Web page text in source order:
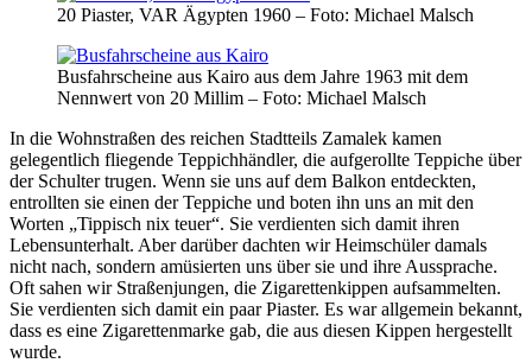
20 Piaster, VAR Ägypten 1960 – Foto: Michael Malsch
Busfahrscheine aus Kairo aus dem Jahre 1963 mit dem
Nennwert von 20 Millim – Foto: Michael Malsch
In die Wohnstraßen des reichen Stadtteils Zamalek kamen
gelegentlich fliegende Teppichhändler, die aufgerollte Teppiche über
der Schulter trugen. Wenn sie uns auf dem Balkon entdeckten,
entrollten sie einen der Teppiche und boten ihn uns an mit den
Worten
Tippisch nix teuer . Sie verdienten sich damit ihren
Lebensunterhalt. Aber darüber dachten wir Heimschüler damals
nicht nach, sondern amüsierten uns über sie und ihre Aussprache.
Oft sahen wir Straßenjungen, die Zigarettenkippen aufsammelten.
Sie verdienten sich damit ein paar Piaster. Es war allgemein bekannt,
dass es eine Zigarettenmarke gab, die aus diesen Kippen hergestellt
wurde.